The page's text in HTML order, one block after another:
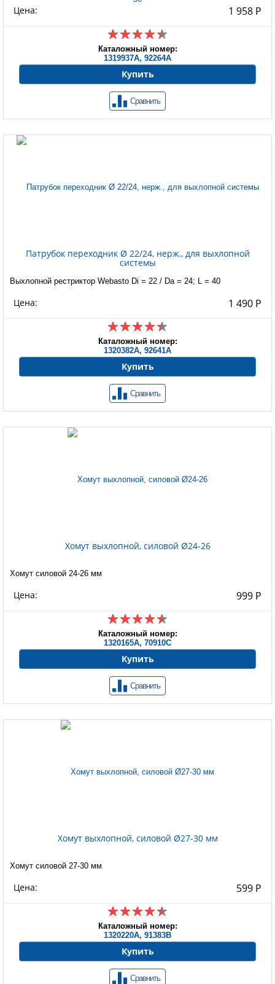
Цена: 1 958 Р
Каталожный номер:
1319937A, 92264A
Купить
Сравнить
Патрубок переходник Ø 22/24, нерж., для выхлопной
системы
Выхлопной рестриктор Webasto Di = 22 / Da = 24; L = 40
Цена: 1 490 Р
Каталожный номер:
1320382A, 92641A
Купить
Сравнить
Хомут выхлопной, силовой Ø24-26
Хомут силовой 24-26 мм
Цена: 999 Р
Каталожный номер:
1320165A, 70910C
Купить
Сравнить
Хомут выхлопной, силовой Ø27-30 мм
Хомут силовой 27-30 мм
Цена: 599 Р
Каталожный номер:
1320220A, 91383B
Купить
Сравнить